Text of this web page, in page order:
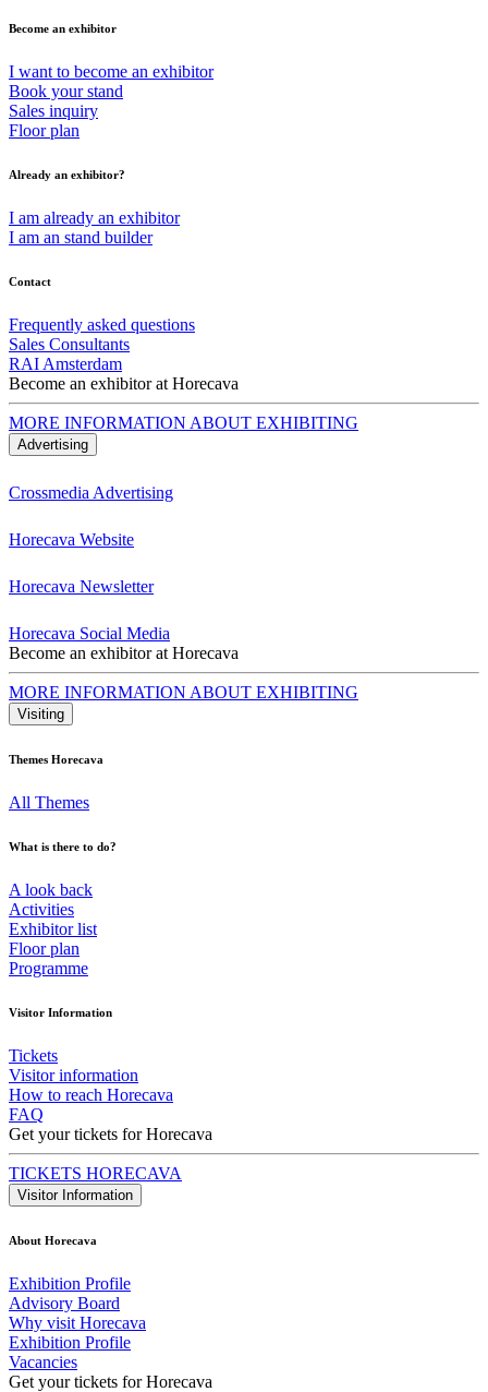
Become an exhibitor
I want to become an exhibitor
Book your stand
Sales inquiry
Floor plan
Already an exhibitor?
I am already an exhibitor
I am an stand builder
Contact
Frequently asked questions
Sales Consultants
RAI Amsterdam
Become an exhibitor at Horecava
MORE INFORMATION ABOUT EXHIBITING
Advertising
Crossmedia Advertising
Horecava Website
Horecava Newsletter
Horecava Social Media
Become an exhibitor at Horecava
MORE INFORMATION ABOUT EXHIBITING
Visiting
Themes Horecava
All Themes
What is there to do?
A look back
Activities
Exhibitor list
Floor plan
Programme
Visitor Information
Tickets
Visitor information
How to reach Horecava
FAQ
Get your tickets for Horecava
TICKETS HORECAVA
Visitor Information
About Horecava
Exhibition Profile
Advisory Board
Why visit Horecava
Exhibition Profile
Vacancies
Get your tickets for Horecava